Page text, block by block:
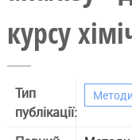
курсу
Тип
публікації: